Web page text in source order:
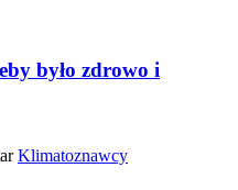
było zdrowo i
Klimatoznawcy